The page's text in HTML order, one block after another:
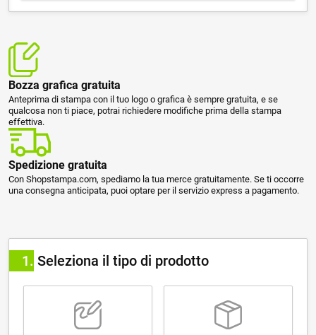
Bozza grafica gratuita
Anteprima di stampa con il tuo logo o grafica è sempre gratuita, e se
qualcosa non ti piace, potrai richiedere modifiche prima della stampa
effettiva.
Spedizione gratuita
Con Shopstampa.com, spediamo la tua merce gratuitamente. Se ti occorre
una consegna anticipata, puoi optare per il servizio express a pagamento.
1 Seleziona il tipo di prodotto